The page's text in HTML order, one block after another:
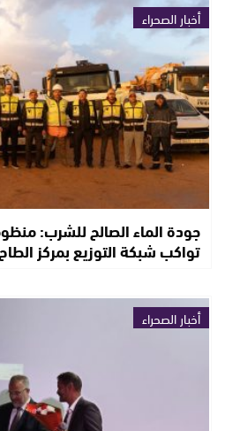
أخبار الصحراء
جودة الماء الصالح للشرب:
تواكب شبكة التوزيع بمركز
أخبار الصحراء